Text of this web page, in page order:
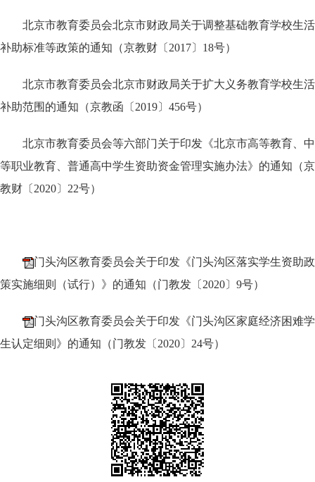
北京市教育委员会北京市财政局关于调整基础教育学校生活
补助标准等政策的通知（京教财〔2017〕18号）
北京市教育委员会北京市财政局关于扩大义务教育学校生活
补助范围的通知（京教函〔2019〕456号）
北京市教育委员会等六部门关于印发《北京市高等教育、中
等职业教育、普通高中学生资助资金管理实施办法》的通知（京
教财〔2020〕22号）
门头沟区教育委员会关于印发《门头沟区落实学生资助政
策实施细则（试行）》的通知（门教发〔2020〕9号）
门头沟区教育委员会关于印发《门头沟区家庭经济困难学
生认定细则》的通知（门教发〔2020〕24号）